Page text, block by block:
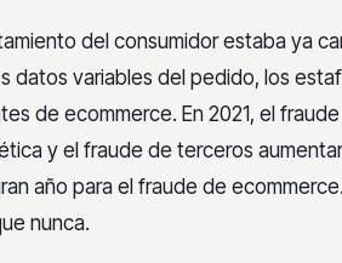
del consumidor estaba ya
datos variables del pedido, los
de ecommerce. En 2021, el
y el fraude de terceros
año para el fraude de
nunca.